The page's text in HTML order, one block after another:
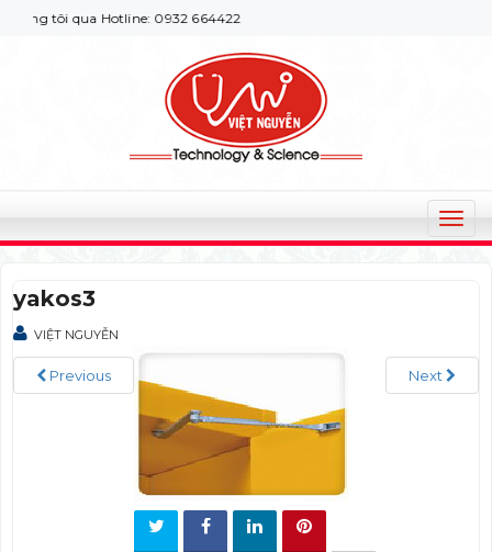
tôi qua Hotline: 0932 664422
T
o
n
a
yakos3
VIỆT NGUYỄN
Previous Next